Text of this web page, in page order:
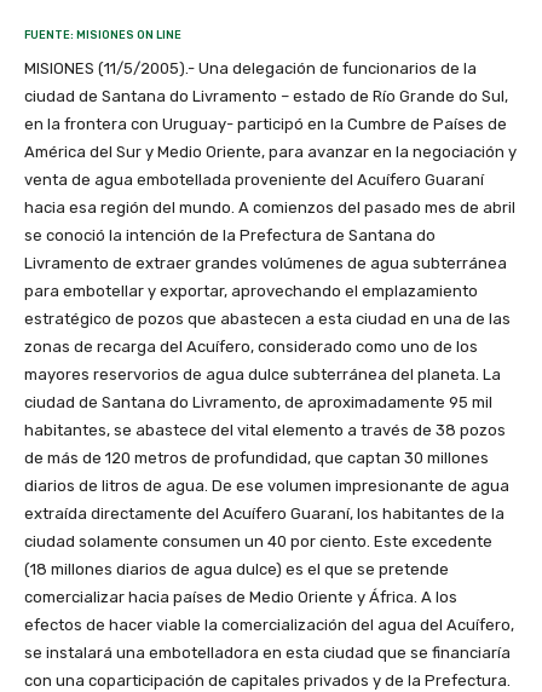
FUENTE: MISIONES ON LINE
MISIONES (11/5/2005).- Una delegación de funcionarios de la
ciudad de Santana do Livramento – estado de Río Grande do Sul,
en la frontera con Uruguay- participó en la Cumbre de Países de
América del Sur y Medio Oriente, para avanzar en la negociación y
venta de agua embotellada proveniente del Acuífero Guaraní
hacia esa región del mundo. A comienzos del pasado mes de abril
se conoció la intención de la Prefectura de Santana do
Livramento de extraer grandes volúmenes de agua subterránea
para embotellar y exportar, aprovechando el emplazamiento
estratégico de pozos que abastecen a esta ciudad en una de las
zonas de recarga del Acuífero, considerado como uno de los
mayores reservorios de agua dulce subterránea del planeta. La
ciudad de Santana do Livramento, de aproximadamente 95 mil
habitantes, se abastece del vital elemento a través de 38 pozos
de más de 120 metros de profundidad, que captan 30 millones
diarios de litros de agua. De ese volumen impresionante de agua
extraída directamente del Acuífero Guaraní, los habitantes de la
ciudad solamente consumen un 40 por ciento. Este excedente
(18 millones diarios de agua dulce) es el que se pretende
comercializar hacia países de Medio Oriente y África. A los
efectos de hacer viable la comercialización del agua del Acuífero,
se instalará una embotelladora en esta ciudad que se financiaría
con una coparticipación de capitales privados y de la Prefectura.